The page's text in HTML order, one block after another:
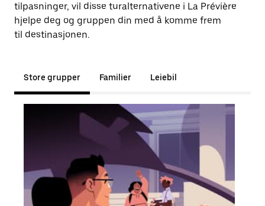
tilpasninger, vil disse turalternativene i La Prévière
hjelpe deg og gruppen din med å komme frem
til destinasjonen.
Store grupper Familier Leiebil